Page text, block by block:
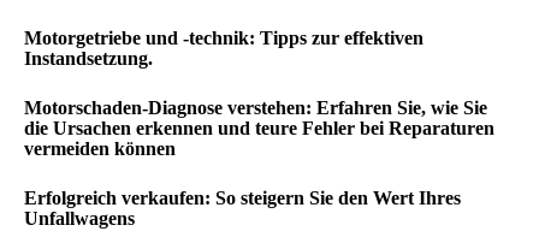
Motorgetriebe und -technik: Tipps zur effektiven
Instandsetzung.
Motorschaden-Diagnose verstehen: Erfahren Sie, wie Sie
die Ursachen erkennen und teure Fehler bei Reparaturen
vermeiden können
Erfolgreich verkaufen: So steigern Sie den Wert Ihres
Unfallwagens